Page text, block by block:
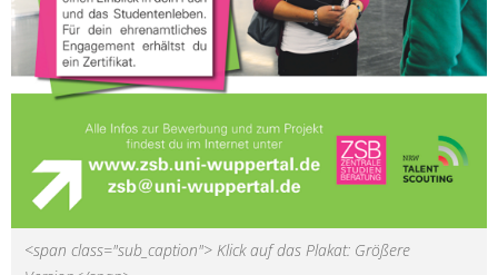
<span class="sub_caption"> Klick auf das Plakat: Größere